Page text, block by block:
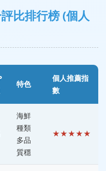
比排行榜 (個人
特色
個人推薦指
數
海鮮
種類
多品
質穩
★★★★★